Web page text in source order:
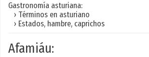
Gastronomía asturiana:
› Términos en asturiano
› Estados, hambre, caprichos
Afamiáu: